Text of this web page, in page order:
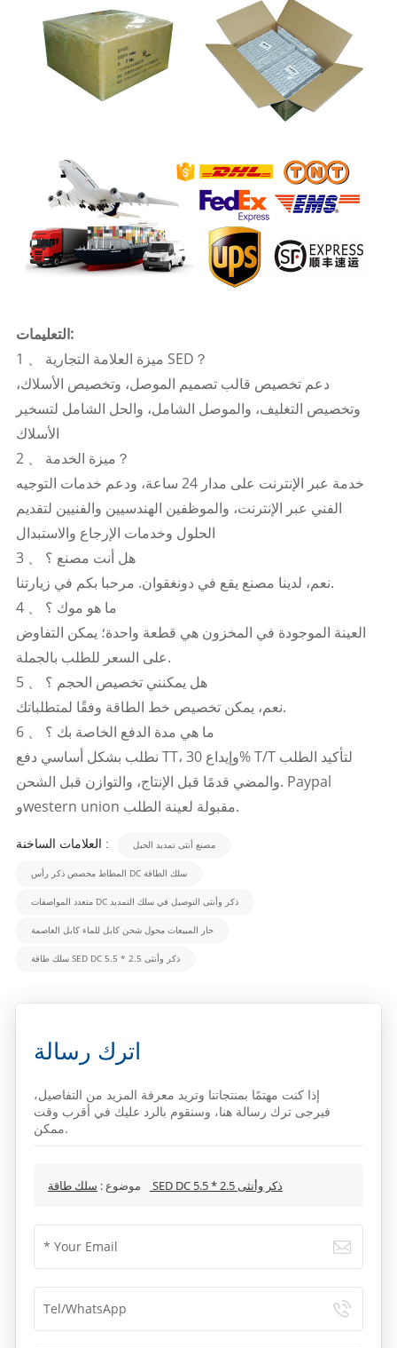
التعليمات:
1 、 ميزة العلامة التجارية SED？
دعم تخصيص قالب تصميم الموصل، وتخصيص الأسلاك،
وتخصيص التغليف، والموصل الشامل، والحل الشامل لتسخير
الأسلاك
2 、 ميزة الخدمة？
خدمة عبر الإنترنت على مدار 24 ساعة، ودعم خدمات التوجيه
الفني عبر الإنترنت، والموظفين الهندسيين والفنيين لتقديم
الحلول وخدمات الإرجاع والاستبدال
3 、 هل أنت مصنع ؟
نعم، لدينا مصنع يقع في دونغقوان. مرحبا بكم في زيارتنا.
4 、 ما هو موك ؟
العينة الموجودة في المخزون هي قطعة واحدة؛ يمكن التفاوض
على السعر للطلب بالجملة.
5 、 هل يمكنني تخصيص الحجم ؟
نعم، يمكن تخصيص خط الطاقة وفقًا لمتطلباتك.
6 、 ما هي مدة الدفع الخاصة بك ؟
نطلب بشكل أساسي دفع TT، وإيداع 30% T/T لتأكيد الطلب
والمضي قدمًا قبل الإنتاج، والتوازن قبل الشحن. Paypal
وwestern union مقبولة لعينة الطلب.
العلامات الساخنة : مصنع أنثى تمديد الحبل
المطاط مخصص ذكر رأس DC سلك الطاقة
متعدد المواصفات DC ذكر وأنثى التوصيل في سلك التمديد
حار المبيعات محول شحن كابل للماء كابل العاصمة
سلك طاقة SED DC 5.5 * 2.5 ذكر وأنثى
اترك رسالة
إذا كنت مهتمًا بمنتجاتنا وتريد معرفة المزيد من التفاصيل،
فيرجى ترك رسالة هنا، وسنقوم بالرد عليك في أقرب وقت
ممكن.
موضوع : سلك طاقة SED DC 5.5 * 2.5 ذكر وأنثى